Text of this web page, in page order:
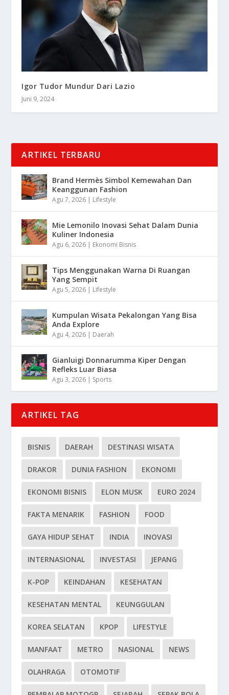
Igor Tudor Mundur Dari Lazio
Juni 9, 2024
ARTIKEL TERBARU
Brand Hermès Simbol Kemewahan Dan
Keanggunan Fashion
Agu 7, 2026 | Lifestyle
Mie Lemonilo Inovasi Sehat Dalam Dunia
Kuliner Indonesia
Agu 6, 2026 | Ekonomi Bisnis
Tips Menggunakan Warna Di Ruangan
Yang Sempit
Agu 5, 2026 | Lifestyle
Kumpulan Wisata Pekalongan Yang Bisa
Anda Explore
Agu 4, 2026 | Daerah
Gianluigi Donnarumma Kiper Dengan
Refleks Luar Biasa
Agu 3, 2026 | Sports
ARTIKEL TAG
BISNIS DAERAH DESTINASI WISATA
DRAKOR DUNIA FASHION EKONOMI
EKONOMI BISNIS ELON MUSK EURO 2024
FAKTA MENARIK FASHION FOOD
GAYA HIDUP SEHAT INDIA INOVASI
INTERNASIONAL INVESTASI JEPANG
K-POP KEINDAHAN KESEHATAN
KESEHATAN MENTAL KEUNGGULAN
KOREA SELATAN KPOP LIFESTYLE
MANFAAT METRO NASIONAL NEWS
OLAHRAGA OTOMOTIF